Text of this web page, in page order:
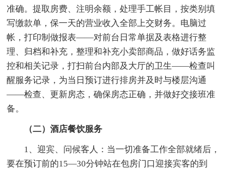
准确。提取房费、注明余额，处理手工帐目，按类别填
写缴款单，保一天的营业收入全部上交财务。电脑过
帐，打印制做报表——对前台日常单据及表格进行整
理、归档和补充，整理和补充小卖部商品，做好话务监
控和相关记录，打扫前台内部及大厅的卫生——检查叫
醒服务记录，为当日预订进行排房并及时与楼层沟通
——检查、更新房态，确保房态正确，并做好交接班准
备。
（二）酒店餐饮服务
1、迎宾、问候客人：当一切准备工作全部就绪后，
要在预订前的15—30分钟站在包房门口迎接宾客的到